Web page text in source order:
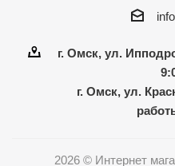
г. Омск, ул.
г. Омск, ул.
2026 © Интернет